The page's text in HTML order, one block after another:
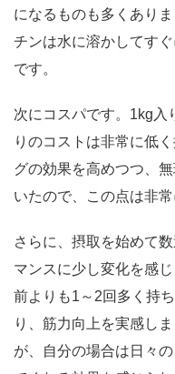
になるものも多くあり
チンは水に溶かしてす
です。
次にコスパです。1kg入
りのコストは非常に低
グの効果を高めつつ、
いたので、この点は非常
さらに、摂取を始めて
マンスに少し変化を感
前よりも1～2回多く持
り、筋力向上を実感し
が、自分の場合は日々